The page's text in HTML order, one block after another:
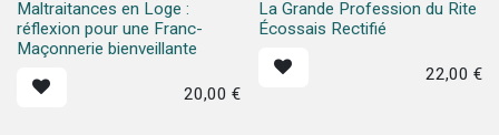
Maltraitances en Loge :
réflexion pour une Franc-
Maçonnerie bienveillante
20,00 €
La Grande Profession du Rite
Écossais Rectifié
22,00 €